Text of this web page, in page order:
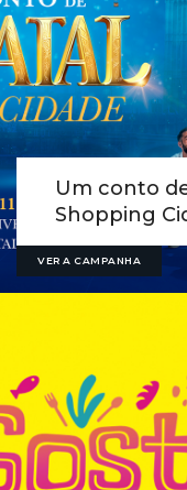
Um conto
Shopping
VER A CAMPANHA